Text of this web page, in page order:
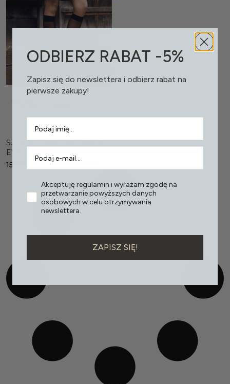
Wybierz opcje
SZTRUKSOWA SPÓDNICA
EVERGREEN
159,00
ODBIERZ RABAT -5%
Zapisz się do newslettera i odbierz rabat na
pierwsze zakupy!
Akceptuję regulamin i wyrażam zgodę na
przetwarzanie powyższych danych
osobowych w celu otrzymywania
newslettera.
ZAPISZ SIĘ!